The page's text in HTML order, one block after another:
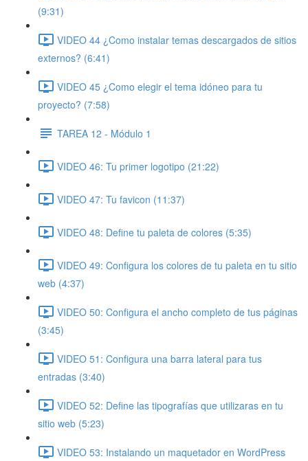
(9:31)
VIDEO 44 ¿Como instalar temas descargados de sitios
externos? (6:41)
VIDEO 45 ¿Como elegir el tema idóneo para tu
proyecto? (7:58)
TAREA 12 - Módulo 1
VIDEO 46: Tu primer logotipo (21:22)
VIDEO 47: Tu favicon (11:37)
VIDEO 48: Define tu paleta de colores (5:35)
VIDEO 49: Configura los colores de tu paleta en tu sitio
web (4:37)
VIDEO 50: Configura el ancho completo de tus páginas
(3:45)
VIDEO 51: Configura una barra lateral para tus
entradas (3:40)
VIDEO 52: Define las tipografías que utilizaras en tu
sitio web (5:23)
VIDEO 53: Instalando un maquetador en WordPress